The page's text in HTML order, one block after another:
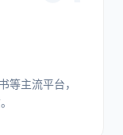
等主流平台，